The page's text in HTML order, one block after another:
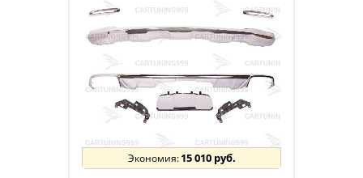
15 010 руб.